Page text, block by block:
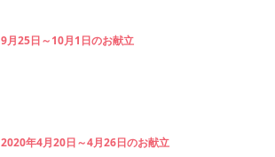
9月25日～10月1日のお献立
2020年4月20日～4月26日のお献立